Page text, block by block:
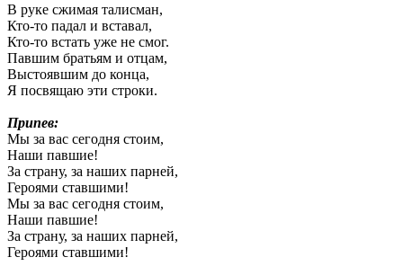
В руке сжимая талисман,
Кто-то падал и вставал,
Кто-то встать уже не смог.
Павшим братьям и отцам,
Выстоявшим до конца,
Я посвящаю эти строки.
Припев:
Мы за вас сегодня стоим,
Наши павшие!
За страну, за наших парней,
Героями ставшими!
Мы за вас сегодня стоим,
Наши павшие!
За страну, за наших парней,
Героями ставшими!